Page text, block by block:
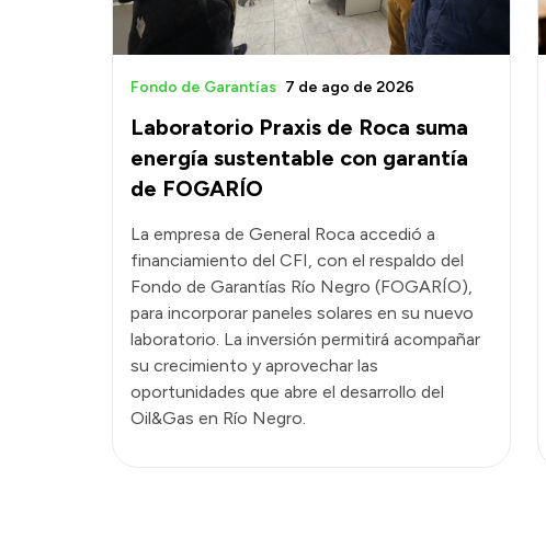
Laboratorio Praxis de Roca suma
energía sustentable con garantía
de FOGARÍO
Fondo de Garantías 7 de ago de 2026
La empresa de General Roca accedió a
financiamiento del CFI, con el respaldo del
Fondo de Garantías Río Negro (FOGARÍO),
para incorporar paneles solares en su nuevo
laboratorio. La inversión permitirá acompañar
su crecimiento y aprovechar las
oportunidades que abre el desarrollo del
Oil&Gas en Río Negro.